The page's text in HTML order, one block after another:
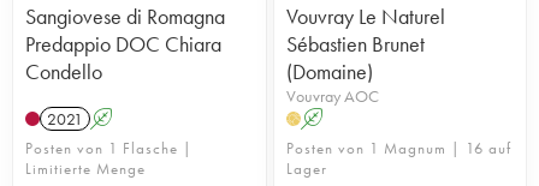
Sangiovese di Romagna
Predappio DOC Chiara
Condello
2021 A
Posten von 1 Flasche |
Limitierte Menge
Vouvray Le Naturel
Sébastien Brunet
(Domaine)
Vouvray AOC
HA
Posten von 1 Magnum | 16 auf
Lager